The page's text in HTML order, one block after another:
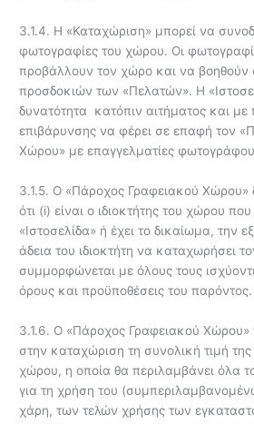
3.1.4. Η «Καταχώριση» μπορεί να
φωτογραφίες του χώρου. Οι
προβάλλουν τον χώρο και να βοηθούν
προσδοκιών των «Πελατών». Η
δυνατότητα κατόπιν αιτήματος και με
επιβάρυνσης να φέρει σε επαφή τον
Χώρου» με επαγγελματίες
3.1.5. Ο «Πάροχος Γραφειακού Χώρου»
ότι (i) είναι ο ιδιοκτήτης του χώρου
«Ιστοσελίδα» ή έχει το δικαίωμα, την
άδεια του ιδιοκτήτη να καταχωρήσει
συμμορφώνεται με όλους τους
όρους και προϋποθέσεις του παρόντος.
3.1.6. Ο «Πάροχος Γραφειακού Χώρου»
στην καταχώριση τη συνολική τιμή της
χώρου, η οποία θα περιλαμβάνει όλα
για τη χρήση του
χάρη, των τελών χρήσης των